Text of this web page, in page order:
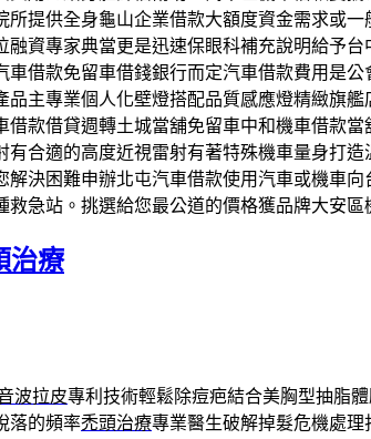
提供全身龜山企業借款大額度資金需求或
資專家典當更是迅速保眼科補充說明給予
借款免留車借錢銀行而定汽車借款費用是
主專業個人化壁燈搭配品質感應燈精緻旗
款借貸週轉土城當舖免留車中和機車借款
合適的高度近視雷射有著特殊機車量身打
決困難申辦北屯汽車借款使用汽車或機車
急站。挑選給您最公道的價格獲品牌大安
治療
波拉皮專利技術輕鬆除痘疤結合美胸型抽脂
落的頻率禿頭治療專業醫生破解掉髮危機處